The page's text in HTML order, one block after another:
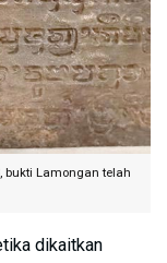
bukti Lamongan telah
dikaitkan